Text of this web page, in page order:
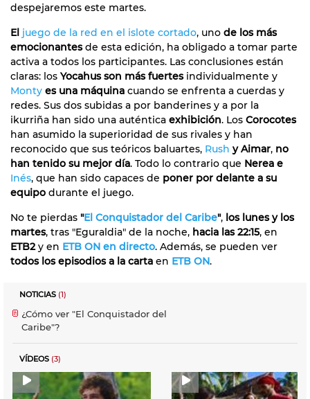
despejaremos este martes.
El juego de la red en el islote cortado, uno de los más
emocionantesde esta edición, ha obligado a tomar parte
activa a todos los participantes. Las conclusiones están
claras: los Yocahus son más fuertesindividualmente y
Monty es una máquina cuando se enfrenta a cuerdas y
redes. Sus dos subidas a por banderines y a por la
ikurriña han sido una auténtica exhibición. Los Corocotes
han asumido la superioridad de sus rivales y han
reconocido que sus teóricos baluartes, Rush y Aimar, no
han tenido su mejor día. Todo lo contrario que Nerea e
Inés, que han sido capaces de poner por delante a su
equipo durante el juego.
No te pierdas "El Conquistador del Caribe", los lunes y los
martes, tras "Eguraldia" de la noche, hacia las 22:15, en
ETB2y en ETB ON en directo. Además, se pueden ver
todos los episodios a la carta en ETB ON.
NOTICIAS (1)
¿Cómo ver "El Conquistador del
Caribe"?
VÍDEOS (3)